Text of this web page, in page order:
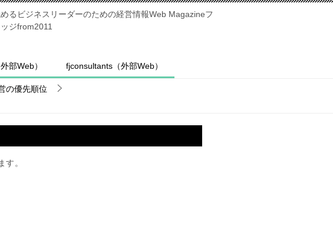
るビジネスリーダーのための経営情報Web Magazineフ
ジfrom2011
部Web） fjconsultants（外部Web）
の優先順位
す。